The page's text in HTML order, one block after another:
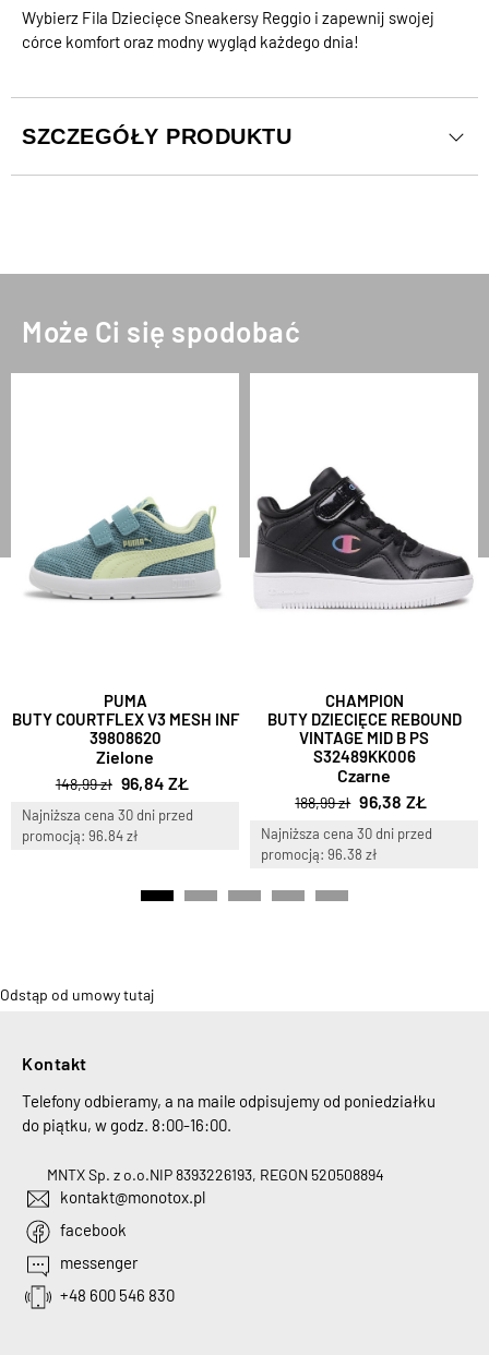
Wybierz Fila Dziecięce Sneakersy Reggio i zapewnij swojej
córce komfort oraz modny wygląd każdego dnia!
SZCZEGÓŁY PRODUKTU
Może Ci się spodobać
PUMA
BUTY COURTFLEX V3 MESH INF
39808620
Zielone
148,99 zł 96,84 ZŁ
Najniższa cena 30 dni przed
promocją: 96.84 zł
CHAMPION
BUTY DZIECIĘCE REBOUND
VINTAGE MID B PS
S32489KK006
Czarne
188,99 zł 96,38 ZŁ
Najniższa cena 30 dni przed
promocją: 96.38 zł
Odstąp od umowy tutaj
Kontakt
Telefony odbieramy, a na maile odpisujemy od poniedziałku
do piątku, w godz. 8:00-16:00.
MNTX Sp. z o.o.NIP 8393226193, REGON 520508894
kontakt@monotox.pl
facebook
messenger
+48 600 546 830